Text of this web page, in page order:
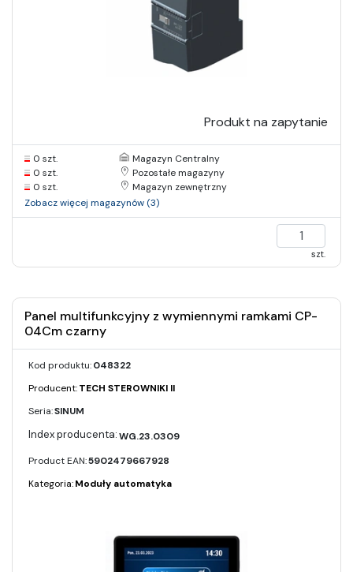
Produkt na zapytanie
0 szt.
Magazyn Centralny
0 szt.
Pozostałe magazyny
0 szt.
Magazyn zewnętrzny
Zobacz więcej magazynów (3)
szt.
Panel multifunkcyjny z wymiennymi ramkami CP-
04Cm czarny
Kod produktu:048322
Producent:TECH STEROWNIKI II
Seria:SINUM
WG.23.0309
Product EAN:5902479667928
Kategoria:Moduły automatyka